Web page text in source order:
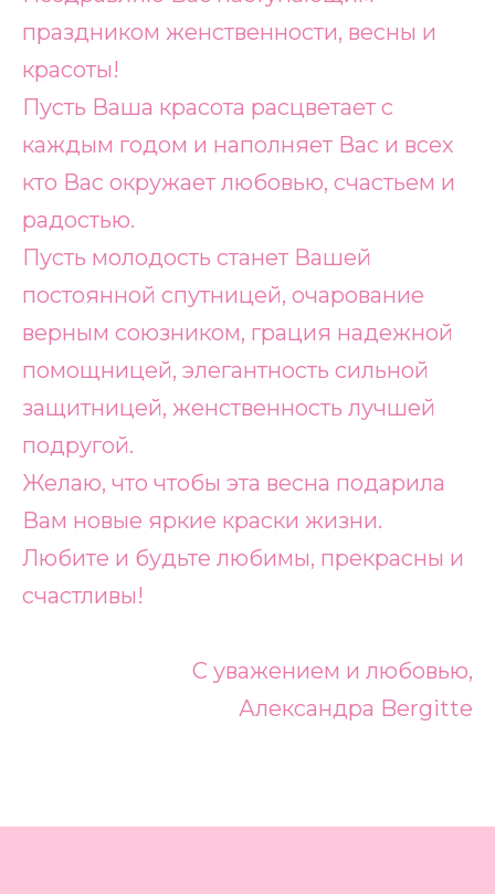
праздником женственности, весны и
красоты!
Пусть Ваша красота расцветает с
каждым годом и наполняет Вас и всех
кто Вас окружает любовью, счастьем и
радостью.
Пусть молодость станет Вашей
постоянной спутницей, очарование
верным союзником, грация надежной
помощницей, элегантность сильной
защитницей, женственность лучшей
подругой.
Желаю, что чтобы эта весна подарила
Вам новые яркие краски жизни.
Любите и будьте любимы, прекрасны и
счастливы!
С уважением и любовью,
Александра Bergitte